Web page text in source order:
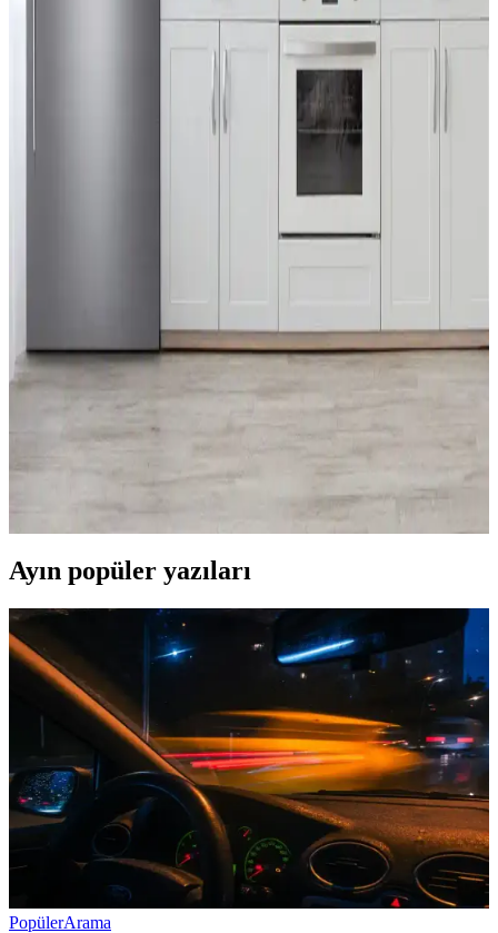
CATL'nin İkinci Nesil Lityum Demir Fosfat
Bataryası ve Elektrikli Araç Teknolojisindeki
CATL'nin geliştirdiği ikinci nesil LFP batarya, hızlı şarj imkanı ve
LG ThinQ Akıllı Ev Cihazlarında Gizlilik Endişeleri
paylaşımı ve uygulama sorunları karşısında bilinçli tercihler yapıyor.
LG Buzdolaplarında Kompresör Arızaları, Servis
Sorunları ve Dayanıklılık Değerlendirmesi
LG buzdolaplarında özellikle lineer kompresör kaynaklı arızalar
yaygınlaşıyor. Servis hizmetlerindeki gecikmeler ve yüksek
maliyetler kullanıcı memnuniyetini azaltıyor. Kompresör tipi
seçiminde dikkatli olunmalı.
Ayın popüler yazıları
PopülerArama